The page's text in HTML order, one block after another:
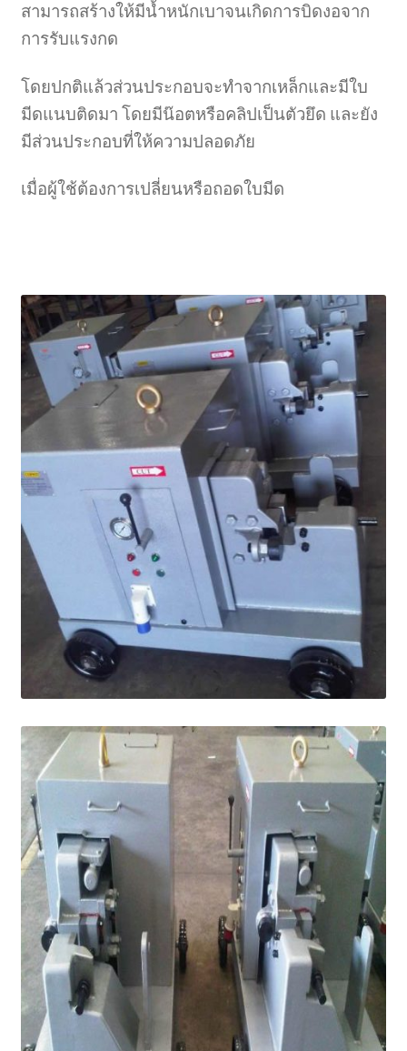
สามารถสร้างให้มีน้ำหนักเบาจนเกิดการบิดงอจาก
การรับแรงกด
โดยปกติแล้วส่วนประกอบจะทำจากเหล็กและมีใบ
มีดแนบติดมา โดยมีน๊อตหรือคลิปเป็นตัวยึด และยัง
มีส่วนประกอบที่ให้ความปลอดภัย
เมื่อผู้ใช้ต้องการเปลี่ยนหรือถอดใบมีด